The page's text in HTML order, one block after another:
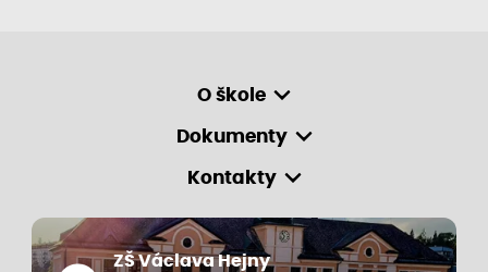
O škole
Dokumenty
Kontakty
ZŠ Václava Hejny